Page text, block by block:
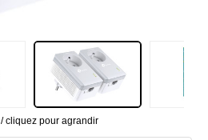
/ cliquez pour agrandir